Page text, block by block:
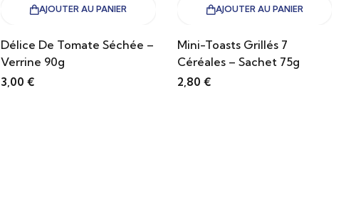
AJOUTER AU PANIER
Délice De Tomate Séchée –
Verrine 90g
3,00 €
AJOUTER AU PANIER
Mini-Toasts Grillés 7
Céréales – Sachet 75g
2,80 €